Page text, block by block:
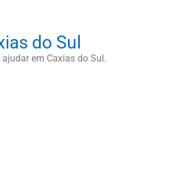
do Sul
em Caxias do Sul.